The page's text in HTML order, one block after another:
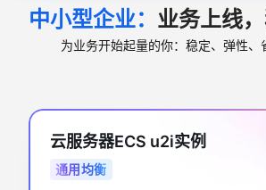
实例 购买时长
1个月
4核8GB（通用型）
ESA边缘安全加速国内站
中小型企业： 业务上线
为业务开始起量的你：稳定、弹性、
云服务器ECS u2i实例
通用均衡